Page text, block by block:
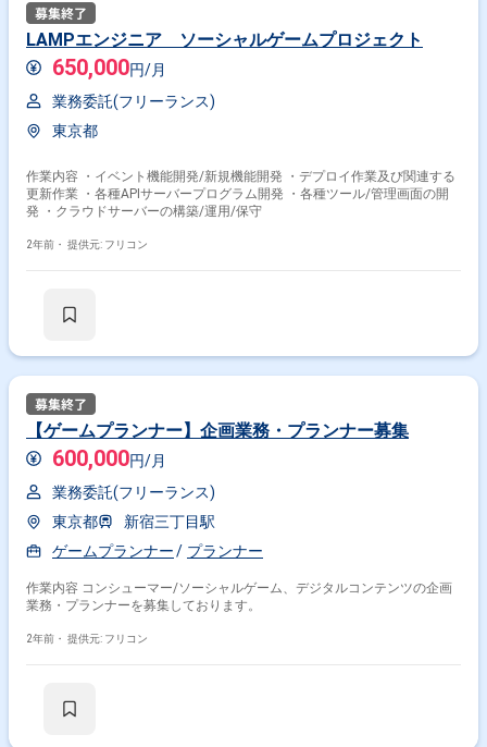
LAMPエンジニア ソーシャルゲームプロジェクト
650,000円/月
業務委託(フリーランス)
東京都
作業内容 ・イベント機能開発/新規機能開発 ・デプロイ作業及び関連する
更新作業 ・各種APIサーバープログラム開発 ・各種ツール/管理画面の開
発 ・クラウドサーバーの構築/運用/保守
2年前・ 提供元: フリコン
【ゲームプランナー】企画業務・プランナー募集
600,000円/月
業務委託(フリーランス)
東京都
新宿三丁目駅
ゲームプランナー
プランナー
作業内容 コンシューマー/ソーシャルゲーム、デジタルコンテンツの企画
業務・プランナーを募集しております。
2年前・ 提供元: フリコン